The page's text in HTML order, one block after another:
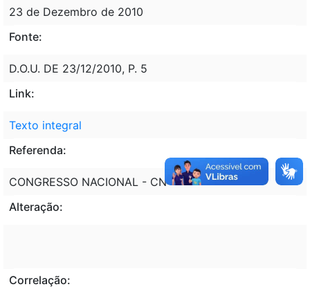
23 de Dezembro de 2010
Fonte:
D.O.U. DE 23/12/2010, P. 5
Link:
Texto integral
Referenda:
CONGRESSO NACIONAL - CN
Alteração:
Correlação: